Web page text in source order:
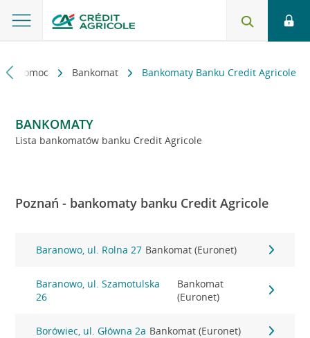
i pomoc Bankomat Bankomaty Banku Credit Agricole
BANKOMATY
Lista bankomatów banku Credit Agricole
Poznań - bankomaty banku Credit Agricole
Baranowo, ul. Rolna 27 Bankomat (Euronet)
Baranowo, ul. Szamotulska
26
Bankomat
(Euronet)
Borówiec, ul. Główna 2a Bankomat (Euronet)